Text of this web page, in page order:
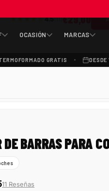
OCASIÓN MARCAS
GRATIS DESDE
★★★★☆4.5(11)€29,00
BARRAS PARA
11 Reseñas